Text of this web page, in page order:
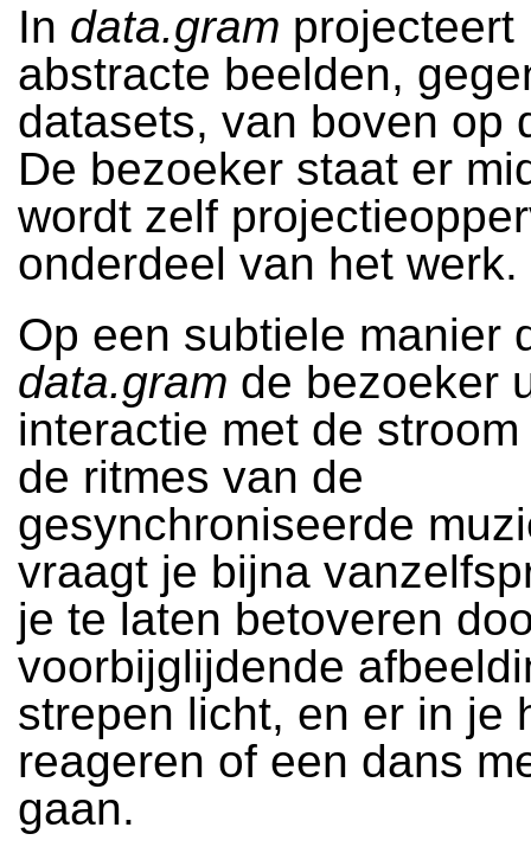
In data.gram projecteert
abstracte beelden,
datasets, van boven op
De bezoeker staat er
wordt zelf
onderdeel van het werk.
Op een subtiele manier
data.gram de bezoeker
interactie met de
de ritmes van de
gesynchroniseerde
vraagt je bijna
je te laten betoveren
voorbijglijdende
strepen licht, en er in je
reageren of een dans
gaan.